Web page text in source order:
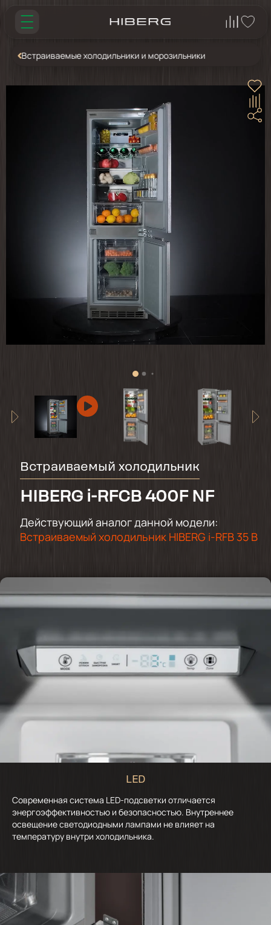
Встраиваемые холодильники и морозильники
Встраиваемый холодильник
HIBERG i-RFCB 400F NF
Действующий аналог данной модели:
Встраиваемый холодильник HIBERG i-RFB 35 B
LED
Современная система LED-подсветки отличается
энергоэффективностью и безопасностью. Внутреннее
освещение светодиодными лампами не влияет на
температуру внутри холодильника.